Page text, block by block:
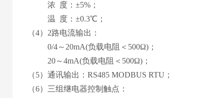
浓 度 ： ±5% ；
温
度：±0.3℃；
（4） 2路电流输出：
0/4～ 20mA(负载电阻＜ 500Ω) ；
20～4mA(负载电阻＜ 500Ω) ；
（5）通讯输出：RS485 MODBUS RTU；
（6） 三组继电器控制触点：